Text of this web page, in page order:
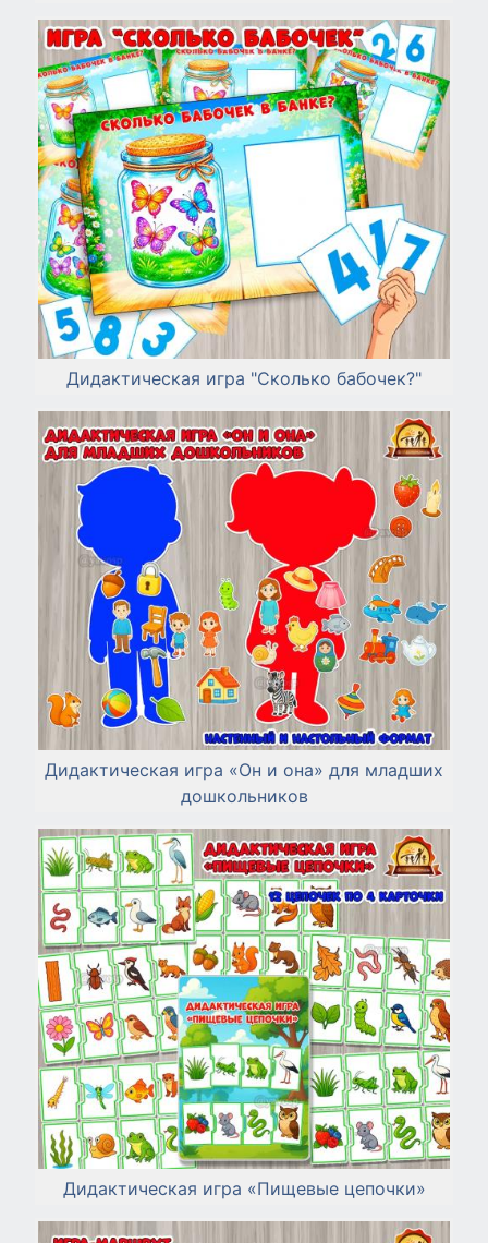
Дидактическая игра "Сколько бабочек?"
Дидактическая игра «Он и она» для младших
дошкольников
Дидактическая игра «Пищевые цепочки»